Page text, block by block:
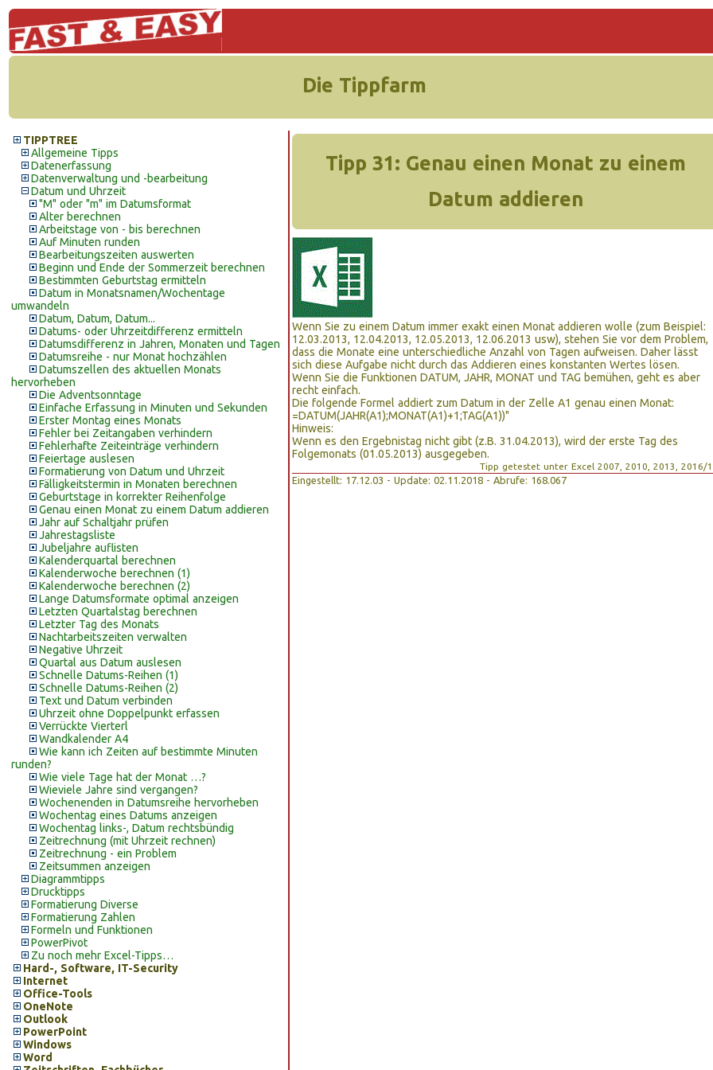
Die Tippfarm
TIPPTREE
Allgemeine Tipps
Datenerfassung
Datenverwaltung und -bearbeitung
Datum und Uhrzeit
"M" oder "m" im Datumsformat
Alter berechnen
Arbeitstage von - bis berechnen
Auf Minuten runden
Bearbeitungszeiten auswerten
Beginn und Ende der Sommerzeit berechnen
Bestimmten Geburtstag ermitteln
Datum in Monatsnamen/Wochentage
umwandeln
Datum, Datum, Datum...
Datums- oder Uhrzeitdifferenz ermitteln
Datumsdifferenz in Jahren, Monaten und Tagen
Datumsreihe - nur Monat hochzählen
Datumszellen des aktuellen Monats
hervorheben
Die Adventsonntage
Einfache Erfassung in Minuten und Sekunden
Erster Montag eines Monats
Fehler bei Zeitangaben verhindern
Fehlerhafte Zeiteinträge verhindern
Feiertage auslesen
Formatierung von Datum und Uhrzeit
Fälligkeitstermin in Monaten berechnen
Geburtstage in korrekter Reihenfolge
Genau einen Monat zu einem Datum addieren
Jahr auf Schaltjahr prüfen
Jahrestagsliste
Jubeljahre auflisten
Kalenderquartal berechnen
Kalenderwoche berechnen (1)
Kalenderwoche berechnen (2)
Lange Datumsformate optimal anzeigen
Letzten Quartalstag berechnen
Letzter Tag des Monats
Nachtarbeitszeiten verwalten
Negative Uhrzeit
Quartal aus Datum auslesen
Schnelle Datums-Reihen (1)
Schnelle Datums-Reihen (2)
Text und Datum verbinden
Uhrzeit ohne Doppelpunkt erfassen
Verrückte Vierterl
Wandkalender A4
Wie kann ich Zeiten auf bestimmte Minuten
runden?
Wie viele Tage hat der Monat …?
Wieviele Jahre sind vergangen?
Wochenenden in Datumsreihe hervorheben
Wochentag eines Datums anzeigen
Wochentag links-, Datum rechtsbündig
Zeitrechnung (mit Uhrzeit rechnen)
Zeitrechnung - ein Problem
Zeitsummen anzeigen
Diagrammtipps
Drucktipps
Formatierung Diverse
Formatierung Zahlen
Formeln und Funktionen
PowerPivot
Zu noch mehr Excel-Tipps…
Hard-, Software, IT-Security
Internet
Office-Tools
OneNote
Outlook
PowerPoint
Windows
Word
Tipp 31: Genau einen Monat zu einem
Datum addieren
Wenn Sie zu einem Datum immer exakt einen Monat addieren wolle (zum Beispiel:
12.03.2013, 12.04.2013, 12.05.2013, 12.06.2013 usw), stehen Sie vor dem Problem,
dass die Monate eine unterschiedliche Anzahl von Tagen aufweisen. Daher lässt
sich diese Aufgabe nicht durch das Addieren eines konstanten Wertes lösen.
Wenn Sie die Funktionen DATUM, JAHR, MONAT und TAG bemühen, geht es aber
recht einfach.
Die folgende Formel addiert zum Datum in der Zelle A1 genau einen Monat:
=DATUM(JAHR(A1);MONAT(A1)+1;TAG(A1))"
Hinweis:
Wenn es den Ergebnistag nicht gibt (z.B. 31.04.2013), wird der erste Tag des
Folgemonats (01.05.2013) ausgegeben.
Tipp getestet unter Excel 2007, 2010, 2013, 2016/
Eingestellt: 17.12.03 - Update: 02.11.2018 - Abrufe: 168.067